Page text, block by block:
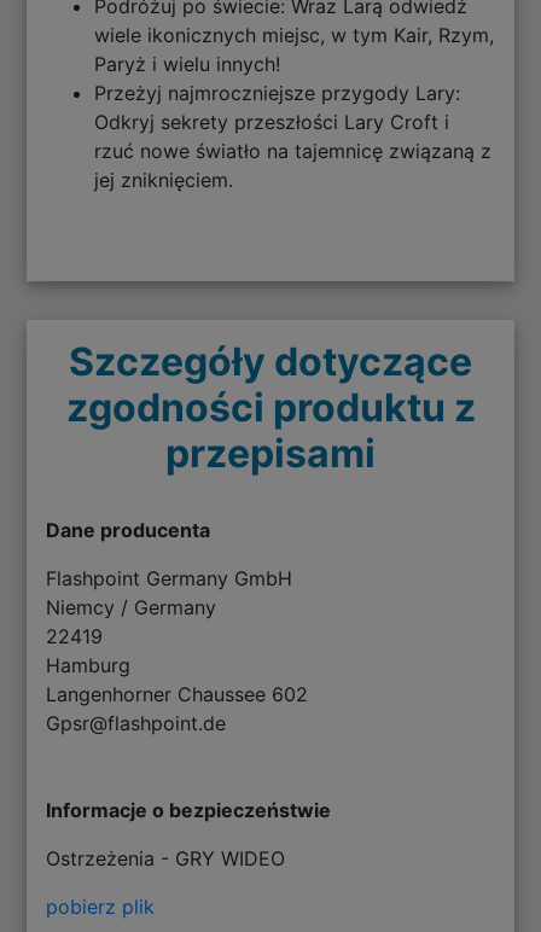
Podróżuj po świecie: Wraz Larą odwiedź
wiele ikonicznych miejsc, w tym Kair, Rzym,
Paryż i wielu innych!
Przeżyj najmroczniejsze przygody Lary:
Odkryj sekrety przeszłości Lary Croft i
rzuć nowe światło na tajemnicę związaną z
jej zniknięciem.
Szczegóły dotyczące
zgodności produktu z
przepisami
Dane producenta
Flashpoint Germany GmbH
Niemcy / Germany
22419
Hamburg
Langenhorner Chaussee 602
Gpsr@flashpoint.de
Informacje o bezpieczeństwie
Ostrzeżenia - GRY WIDEO
pobierz plik